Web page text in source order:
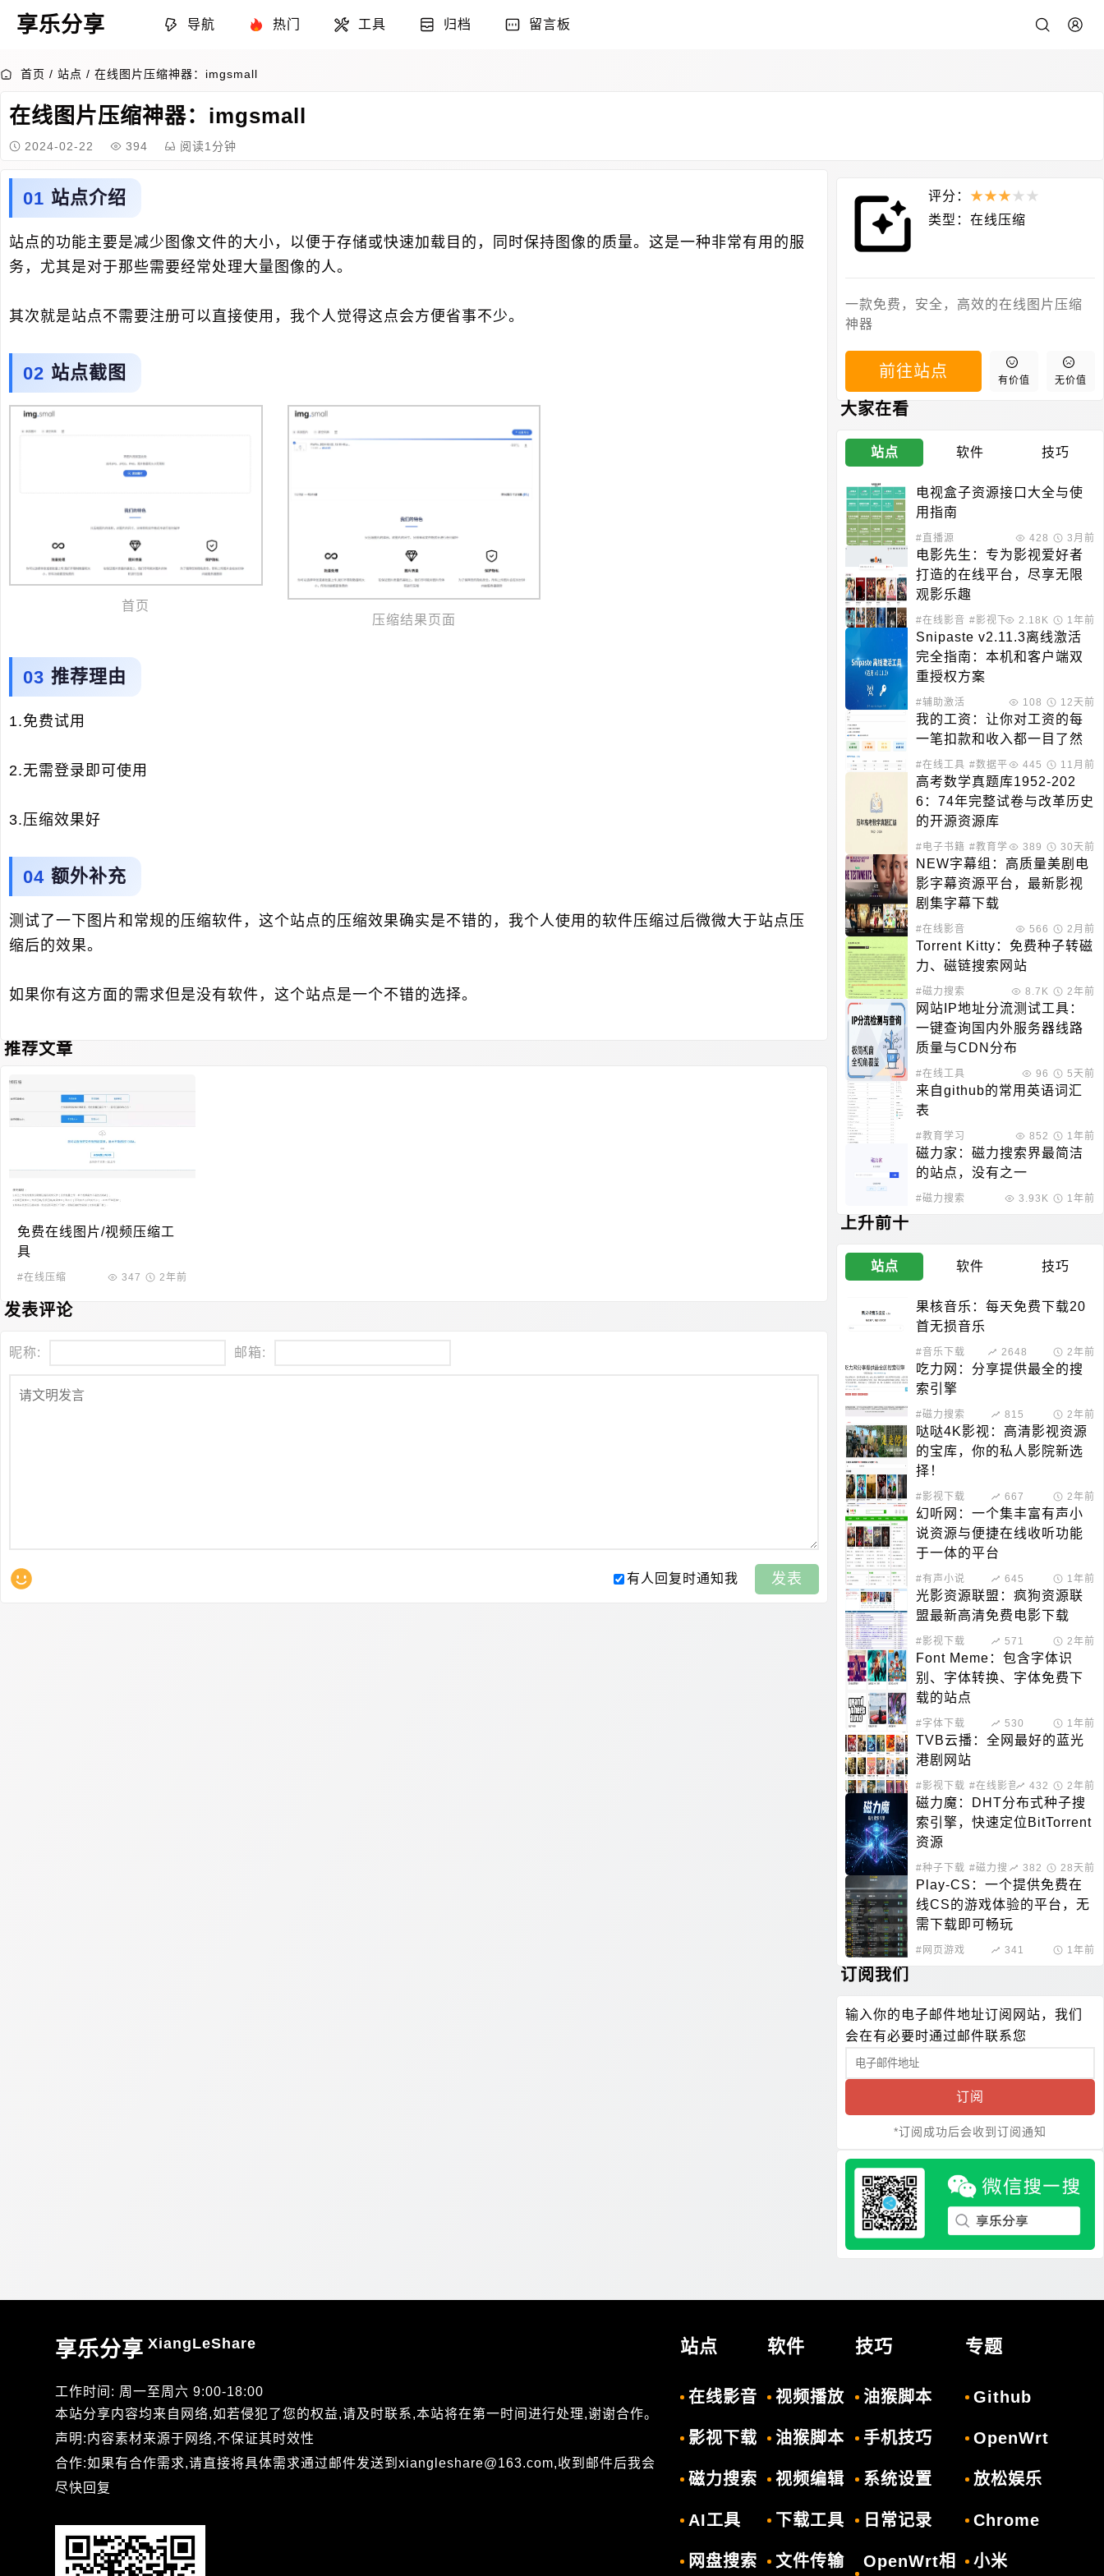
享乐分享 导航 热门 工具 归档 留言板
首页 / 站点 / 在线图片压缩神器：imgsmall
在线图片压缩神器：imgsmall
2024-02-22 394 阅读1分钟
站点介绍
站点的功能主要是减少图像文件的大小，以便于存储或快速加载目的，同时保持图像的质量。这是一种非常有用的服
务，尤其是对于那些需要经常处理大量图像的人。
其次就是站点不需要注册可以直接使用，我个人觉得这点会方便省事不少。
站点截图
首页
压缩结果页面
推荐理由
1.免费试用
2.无需登录即可使用
3.压缩效果好
额外补充
测试了一下图片和常规的压缩软件，这个站点的压缩效果确实是不错的，我个人使用的软件压缩过后微微大于站点压
缩后的效果。
如果你有这方面的需求但是没有软件，这个站点是一个不错的选择。
推荐文章
免费在线图片/视频压缩工
具
#在线压缩 347 2年前
发表评论
昵称: 邮箱:
有人回复时通知我 发表
评分： ★★★ ★ ★
类型：在线压缩
一款免费，安全，高效的在线图片压缩
神器
前往站点 有价值 无价值
大家在看
站点 软件 技巧
电视盒子资源接口大全与使
用指南
#直播源 428 3月前
电影先生：专为影视爱好者
打造的在线平台，尽享无限
观影乐趣
#在线影音 #影视下载 2.18K 1年前
Snipaste v2.11.3离线激活
完全指南：本机和客户端双
重授权方案
#辅助激活 108 12天前
我的工资：让你对工资的每
一笔扣款和收入都一目了然
#在线工具 #数据平台 445 11月前
高考数学真题库1952-202
6：74年完整试卷与改革历史
的开源资源库
#电子书籍 #教育学习 389 30天前
NEW字幕组：高质量美剧电
影字幕资源平台，最新影视
剧集字幕下载
#在线影音 566 2月前
Torrent Kitty：免费种子转磁
力、磁链搜索网站
#磁力搜索 8.7K 2年前
网站IP地址分流测试工具：
一键查询国内外服务器线路
质量与CDN分布
#在线工具 96 5天前
来自github的常用英语词汇
表
#教育学习 852 1年前
磁力家：磁力搜索界最简洁
的站点，没有之一
#磁力搜索 3.93K 1年前
上升前十
站点 软件 技巧
果核音乐：每天免费下载20
首无损音乐
#音乐下载 2648 2年前
吃力网：分享提供最全的搜
索引擎
#磁力搜索 815 2年前
哒哒4K影视：高清影视资源
的宝库，你的私人影院新选
择！
#影视下载 667 2年前
幻听网：一个集丰富有声小
说资源与便捷在线收听功能
于一体的平台
#有声小说 645 1年前
光影资源联盟：疯狗资源联
盟最新高清免费电影下载
#影视下载 571 2年前
Font Meme：包含字体识
别、字体转换、字体免费下
载的站点
#字体下载 530 1年前
TVB云播：全网最好的蓝光
港剧网站
#影视下载 #在线影音 432 2年前
磁力魔：DHT分布式种子搜
索引擎，快速定位BitTorrent
资源
#种子下载 #磁力搜索 382 28天前
Play-CS：一个提供免费在
线CS的游戏体验的平台，无
需下载即可畅玩
#网页游戏 341 1年前
订阅我们
输入你的电子邮件地址订阅网站，我们
会在有必要时通过邮件联系您
订阅
*订阅成功后会收到订阅通知
享乐分享 XiangLeShare
工作时间: 周一至周六 9:00-18:00
本站分享内容均来自网络,如若侵犯了您的权益,请及时联系,本站将在第一时间进行处理,谢谢合作。
声明:内容素材来源于网络,不保证其时效性
合作:如果有合作需求,请直接将具体需求通过邮件发送到xiangleshare@163.com,收到邮件后我会
尽快回复
站点
在线影音
影视下载
磁力搜索
AI工具
网盘搜索
软件
视频播放
油猴脚本
视频编辑
下载工具
文件传输
技巧
油猴脚本
手机技巧
系统设置
日常记录
OpenWrt相
专题
Github
OpenWrt
放松娱乐
Chrome
小米